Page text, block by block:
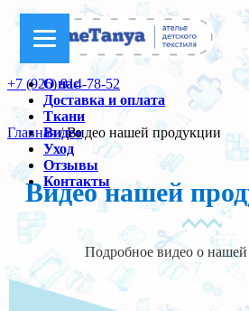
О нас
Доставка и оплата
Ткани
Видео
Уход
Отзывы
Контакты
+7 (926) 914-78-52
Главная/ Видео нашей продукции
Видео нашей
Подробное видео о